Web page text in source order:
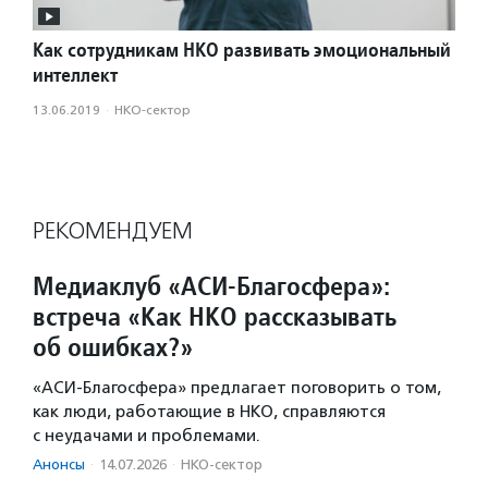
Как сотрудникам НКО развивать эмоциональный
интеллект
13.06.2019 · НКО-сектор
РЕКОМЕНДУЕМ
Медиаклуб «АСИ-Благосфера»:
встреча «Как НКО рассказывать
об ошибках?»
«АСИ-Благосфера» предлагает поговорить о том,
как люди, работающие в НКО, справляются
с неудачами и проблемами.
Анонсы · 14.07.2026 · НКО-сектор